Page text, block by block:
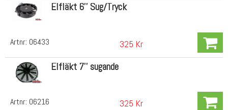
Artnr: 06433
Elfläkt 6'' Sug/Tryck
325 Kr
Artnr: 06216
Elfläkt 7'' sugande
325 Kr